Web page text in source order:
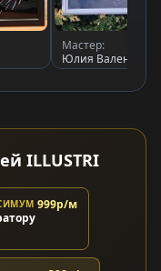
Мастер:
Юлия
ILLUSTRI
999р/м